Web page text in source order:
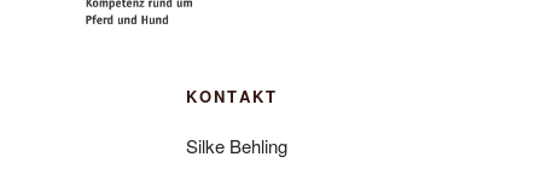
KONTAKT
Silke Behling